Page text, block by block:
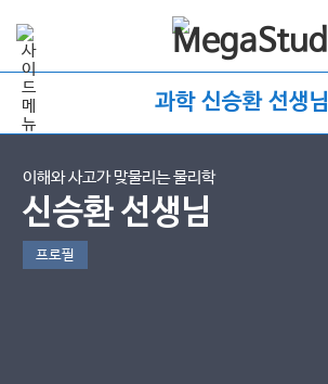
과학 신승환 선생님
이해와 사고가 맞물리는 물리학
신승환 선생님
프로필